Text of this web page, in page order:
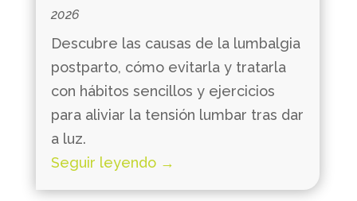
2026
Descubre las causas de la lumbalgia
postparto, cómo evitarla y tratarla
con hábitos sencillos y ejercicios
para aliviar la tensión lumbar tras dar
a luz.
Seguir leyendo →